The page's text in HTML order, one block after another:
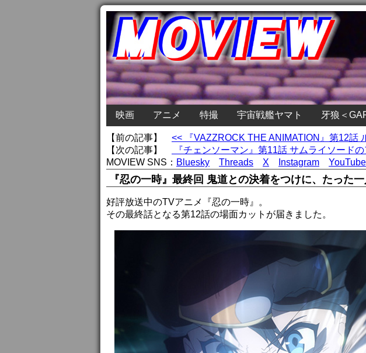
映画 アニメ 特撮 宇宙戦艦ヤマト 牙狼＜
【前の記事】 << 『VAZZROCK THE ANIMATION』第12話
【次の記事】
『チェンソーマン』第11話 サムライソード
MOVIEW SNS： Bluesky Threads X Instagram YouTube
『忍の一時』最終回 鬼道との決着をつけに、たった
好評放送中のTVアニメ『忍の一時』。
その最終話となる第12話の場面カットが届きました。